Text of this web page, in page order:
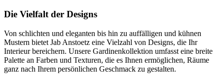
Die Vielfalt der Designs
Von schlichten und eleganten bis hin zu auffälligen und kühnen
Mustern bietet Jab Anstoetz eine Vielzahl von Designs, die Ihr
Interieur bereichern. Unsere Gardinenkollektion umfasst eine breite
Palette an Farben und Texturen, die es Ihnen ermöglichen, Räume
ganz nach Ihrem persönlichen Geschmack zu gestalten.